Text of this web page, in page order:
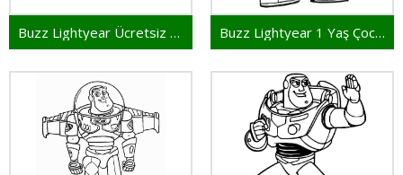
Buzz Lightyear Ücretsiz Yazdırılabilir Buzz Lightyear 1 Yaş Çocuklar İçin